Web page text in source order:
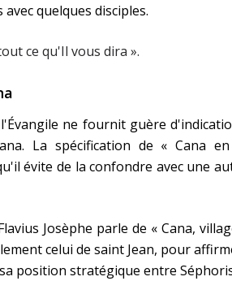
avec quelques disciples.
ce qu'Il vous dira ».
ne fournit guère
La spécification de « Cana
évite de la confondre avec une
Josèphe parle de « Cana,
celui de saint Jean, pour
position stratégique entre